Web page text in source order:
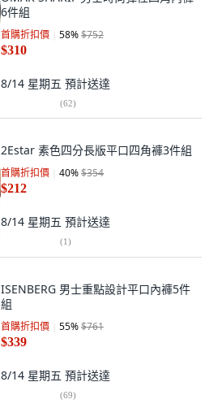
6件組
首購折扣價 58%$752
$310
8/14 星期五 預計送達
(62)
2Estar 素色四分長版平口四角褲3件組
首購折扣價 40%$354
$212
8/14 星期五 預計送達
(1)
ISENBERG 男士重點設計平口內褲5件
組
首購折扣價 55%$761
$339
8/14 星期五 預計送達
(69)